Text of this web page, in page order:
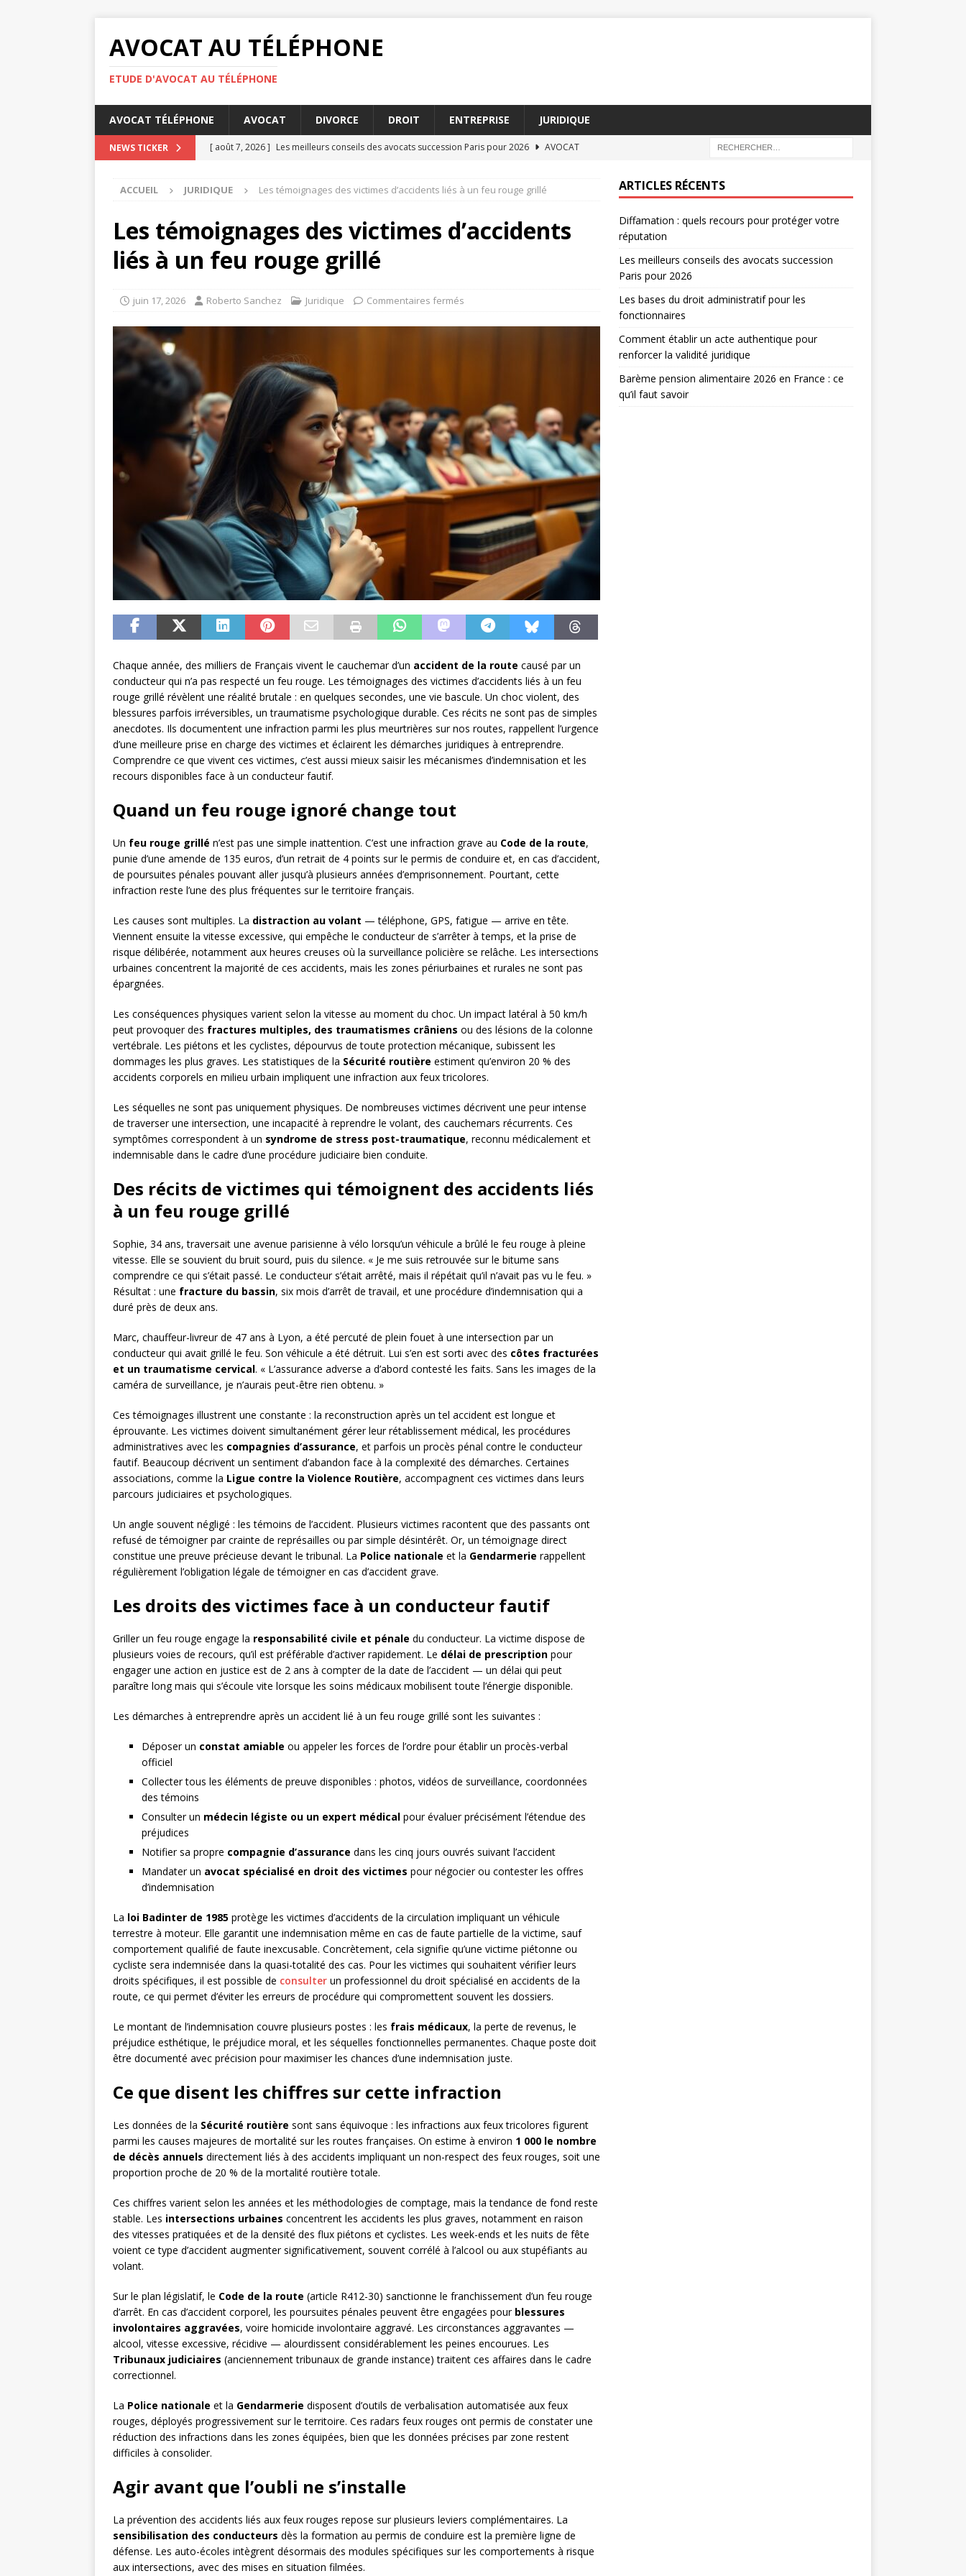
AVOCAT AU TÉLÉPHONE
ETUDE D'AVOCAT AU TÉLÉPHONE
AVOCAT TÉLÉPHONE AVOCAT DIVORCE DROIT ENTREPRISE JURIDIQUE
NEWS TICKER [ août 7, 2026 ] Les meilleurs conseils des avocats succession Paris pour 2026
AVOCAT
[ août 4, 2026 ] Comment établir un acte authentique pour renforcer la validité juridique
DROIT
[ août 3, 2026 ]
[ août 8, 2026 ] Diffamation : quels recours pour protéger votre réputation
ACCUEIL JURIDIQUE Les témoignages des victimes d’accidents liés à un feu rouge grillé
Les témoignages des victimes d’accidents
liés à un feu rouge grillé
juin 17, 2026 Roberto Sanchez Juridique Commentaires fermés
Chaque année, des milliers de Français vivent le cauchemar d’un accident de la route causé par un
conducteur qui n’a pas respecté un feu rouge. Les témoignages des victimes d’accidents liés à un feu
rouge grillé révèlent une réalité brutale : en quelques secondes, une vie bascule. Un choc violent, des
blessures parfois irréversibles, un traumatisme psychologique durable. Ces récits ne sont pas de simples
anecdotes. Ils documentent une infraction parmi les plus meurtrières sur nos routes, rappellent l’urgence
d’une meilleure prise en charge des victimes et éclairent les démarches juridiques à entreprendre.
Comprendre ce que vivent ces victimes, c’est aussi mieux saisir les mécanismes d’indemnisation et les
recours disponibles face à un conducteur fautif.
Quand un feu rouge ignoré change tout
Un feu rouge grillé n’est pas une simple inattention. C’est une infraction grave au Code de la route,
punie d’une amende de 135 euros, d’un retrait de 4 points sur le permis de conduire et, en cas d’accident,
de poursuites pénales pouvant aller jusqu’à plusieurs années d’emprisonnement. Pourtant, cette
infraction reste l’une des plus fréquentes sur le territoire français.
Les causes sont multiples. La distraction au volant — téléphone, GPS, fatigue — arrive en tête.
Viennent ensuite la vitesse excessive, qui empêche le conducteur de s’arrêter à temps, et la prise de
risque délibérée, notamment aux heures creuses où la surveillance policière se relâche. Les intersections
urbaines concentrent la majorité de ces accidents, mais les zones périurbaines et rurales ne sont pas
épargnées.
Les conséquences physiques varient selon la vitesse au moment du choc. Un impact latéral à 50 km/h
peut provoquer des fractures multiples, des traumatismes crâniens ou des lésions de la colonne
vertébrale. Les piétons et les cyclistes, dépourvus de toute protection mécanique, subissent les
dommages les plus graves. Les statistiques de la Sécurité routière estiment qu’environ 20 % des
accidents corporels en milieu urbain impliquent une infraction aux feux tricolores.
Les séquelles ne sont pas uniquement physiques. De nombreuses victimes décrivent une peur intense
de traverser une intersection, une incapacité à reprendre le volant, des cauchemars récurrents. Ces
symptômes correspondent à un syndrome de stress post-traumatique, reconnu médicalement et
indemnisable dans le cadre d’une procédure judiciaire bien conduite.
Des récits de victimes qui témoignent des accidents liés
à un feu rouge grillé
Sophie, 34 ans, traversait une avenue parisienne à vélo lorsqu’un véhicule a brûlé le feu rouge à pleine
vitesse. Elle se souvient du bruit sourd, puis du silence. « Je me suis retrouvée sur le bitume sans
comprendre ce qui s’était passé. Le conducteur s’était arrêté, mais il répétait qu’il n’avait pas vu le feu. »
Résultat : une fracture du bassin, six mois d’arrêt de travail, et une procédure d’indemnisation qui a
duré près de deux ans.
Marc, chauffeur-livreur de 47 ans à Lyon, a été percuté de plein fouet à une intersection par un
conducteur qui avait grillé le feu. Son véhicule a été détruit. Lui s’en est sorti avec des côtes fracturées
et un traumatisme cervical. « L’assurance adverse a d’abord contesté les faits. Sans les images de la
caméra de surveillance, je n’aurais peut-être rien obtenu. »
Ces témoignages illustrent une constante : la reconstruction après un tel accident est longue et
éprouvante. Les victimes doivent simultanément gérer leur rétablissement médical, les procédures
administratives avec les compagnies d’assurance, et parfois un procès pénal contre le conducteur
fautif. Beaucoup décrivent un sentiment d’abandon face à la complexité des démarches. Certaines
associations, comme la Ligue contre la Violence Routière, accompagnent ces victimes dans leurs
parcours judiciaires et psychologiques.
Un angle souvent négligé : les témoins de l’accident. Plusieurs victimes racontent que des passants ont
refusé de témoigner par crainte de représailles ou par simple désintérêt. Or, un témoignage direct
constitue une preuve précieuse devant le tribunal. La Police nationale et la Gendarmerie rappellent
régulièrement l’obligation légale de témoigner en cas d’accident grave.
Les droits des victimes face à un conducteur fautif
Griller un feu rouge engage la responsabilité civile et pénale du conducteur. La victime dispose de
plusieurs voies de recours, qu’il est préférable d’activer rapidement. Le délai de prescription pour
engager une action en justice est de 2 ans à compter de la date de l’accident — un délai qui peut
paraître long mais qui s’écoule vite lorsque les soins médicaux mobilisent toute l’énergie disponible.
Les démarches à entreprendre après un accident lié à un feu rouge grillé sont les suivantes :
Déposer un constat amiable ou appeler les forces de l’ordre pour établir un procès-verbal
officiel
Collecter tous les éléments de preuve disponibles : photos, vidéos de surveillance, coordonnées
des témoins
Consulter un médecin légiste ou un expert médical pour évaluer précisément l’étendue des
préjudices
Notifier sa propre compagnie d’assurance dans les cinq jours ouvrés suivant l’accident
Mandater un avocat spécialisé en droit des victimes pour négocier ou contester les offres
d’indemnisation
La loi Badinter de 1985 protège les victimes d’accidents de la circulation impliquant un véhicule
terrestre à moteur. Elle garantit une indemnisation même en cas de faute partielle de la victime, sauf
comportement qualifié de faute inexcusable. Concrètement, cela signifie qu’une victime piétonne ou
cycliste sera indemnisée dans la quasi-totalité des cas. Pour les victimes qui souhaitent vérifier leurs
droits spécifiques, il est possible de consulter un professionnel du droit spécialisé en accidents de la
route, ce qui permet d’éviter les erreurs de procédure qui compromettent souvent les dossiers.
Le montant de l’indemnisation couvre plusieurs postes : les frais médicaux, la perte de revenus, le
préjudice esthétique, le préjudice moral, et les séquelles fonctionnelles permanentes. Chaque poste doit
être documenté avec précision pour maximiser les chances d’une indemnisation juste.
Ce que disent les chiffres sur cette infraction
Les données de la Sécurité routière sont sans équivoque : les infractions aux feux tricolores figurent
parmi les causes majeures de mortalité sur les routes françaises. On estime à environ 1 000 le nombre
de décès annuels directement liés à des accidents impliquant un non-respect des feux rouges, soit une
proportion proche de 20 % de la mortalité routière totale.
Ces chiffres varient selon les années et les méthodologies de comptage, mais la tendance de fond reste
stable. Les intersections urbaines concentrent les accidents les plus graves, notamment en raison
des vitesses pratiquées et de la densité des flux piétons et cyclistes. Les week-ends et les nuits de fête
voient ce type d’accident augmenter significativement, souvent corrélé à l’alcool ou aux stupéfiants au
volant.
Sur le plan législatif, le Code de la route (article R412-30) sanctionne le franchissement d’un feu rouge
d’arrêt. En cas d’accident corporel, les poursuites pénales peuvent être engagées pour blessures
involontaires aggravées, voire homicide involontaire aggravé. Les circonstances aggravantes —
alcool, vitesse excessive, récidive — alourdissent considérablement les peines encourues. Les
Tribunaux judiciaires (anciennement tribunaux de grande instance) traitent ces affaires dans le cadre
correctionnel.
La Police nationale et la Gendarmerie disposent d’outils de verbalisation automatisée aux feux
rouges, déployés progressivement sur le territoire. Ces radars feux rouges ont permis de constater une
réduction des infractions dans les zones équipées, bien que les données précises par zone restent
difficiles à consolider.
Agir avant que l’oubli ne s’installe
La prévention des accidents liés aux feux rouges repose sur plusieurs leviers complémentaires. La
sensibilisation des conducteurs dès la formation au permis de conduire est la première ligne de
défense. Les auto-écoles intègrent désormais des modules spécifiques sur les comportements à risque
aux intersections, avec des mises en situation filmées.
ARTICLES RÉCENTS
Diffamation : quels recours pour protéger votre
réputation
Les meilleurs conseils des avocats succession
Paris pour 2026
Les bases du droit administratif pour les
fonctionnaires
Comment établir un acte authentique pour
renforcer la validité juridique
Barème pension alimentaire 2026 en France : ce
qu’il faut savoir